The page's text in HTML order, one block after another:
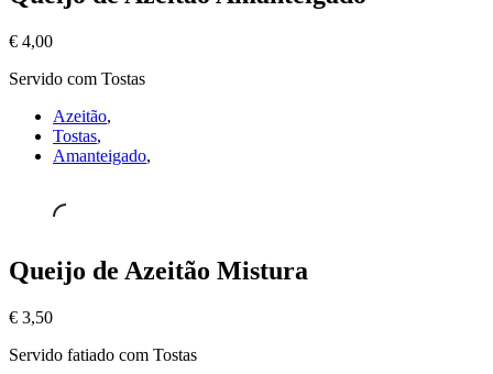
Queijo
Amanteigado
4,00
€ 4,00
Servido com Tostas
Azeitão,
Tostas,
Amanteigado,
Queijo
Mistura
Queijo de Azeitão Mistura
€ 3,50
Servido fatiado com Tostas